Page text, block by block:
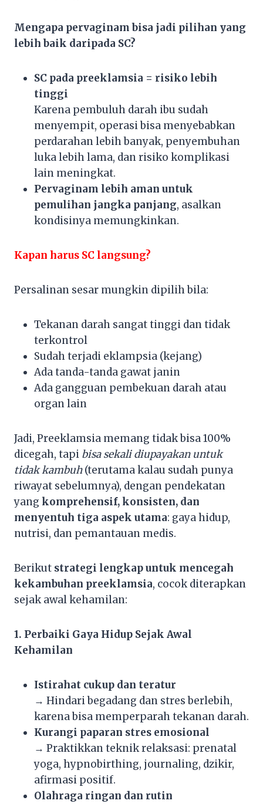
Mengapa pervaginam bisa jadi pilihan yang
lebih baik daripada SC?
SC pada preeklamsia = risiko lebih
tinggi
Karena pembuluh darah ibu sudah
menyempit, operasi bisa menyebabkan
perdarahan lebih banyak, penyembuhan
luka lebih lama, dan risiko komplikasi
lain meningkat.
Pervaginam lebih aman untuk
pemulihan jangka panjang, asalkan
kondisinya memungkinkan.
Kapan harus SC langsung?
Persalinan sesar mungkin dipilih bila:
Tekanan darah sangat tinggi dan tidak
terkontrol
Sudah terjadi eklampsia (kejang)
Ada tanda-tanda gawat janin
Ada gangguan pembekuan darah atau
organ lain
Jadi, Preeklamsia memang tidak bisa 100%
dicegah, tapi bisa sekali diupayakan untuk
tidak kambuh(terutama kalau sudah punya
riwayat sebelumnya), dengan pendekatan
yang komprehensif, konsisten, dan
menyentuh tiga aspek utama: gaya hidup,
nutrisi, dan pemantauan medis.
Berikut strategi lengkap untuk mencegah
kekambuhan preeklamsia, cocok diterapkan
sejak awal kehamilan:
1. Perbaiki Gaya Hidup Sejak Awal
Kehamilan
Istirahat cukup dan teratur
→ Hindari begadang dan stres berlebih,
karena bisa memperparah tekanan darah.
Kurangi paparan stres emosional
→ Praktikkan teknik relaksasi: prenatal
yoga, hypnobirthing, journaling, dzikir,
afirmasi positif.
Olahraga ringan dan rutin